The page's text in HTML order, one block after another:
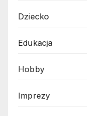
Dziecko
Edukacja
Hobby
Imprezy